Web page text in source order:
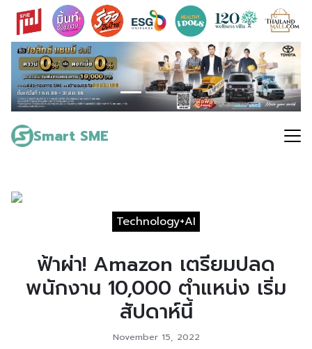
Skip
content
Smart SME
Search
for:
Technology+AI
ฟ้าผ่า! Amazon เตรียมปลด
พนักงาน 10,000 ตำแหน่ง เริ่ม
สัปดาห์นี้
November 15, 2022